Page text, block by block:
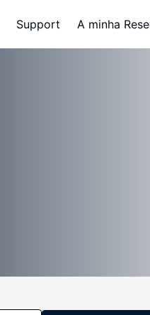
Support A minha